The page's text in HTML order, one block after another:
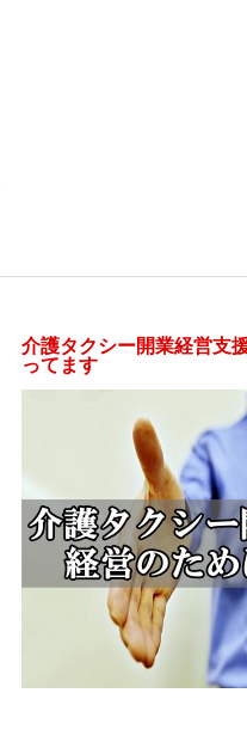
介護タクシー開業経営支
ってます